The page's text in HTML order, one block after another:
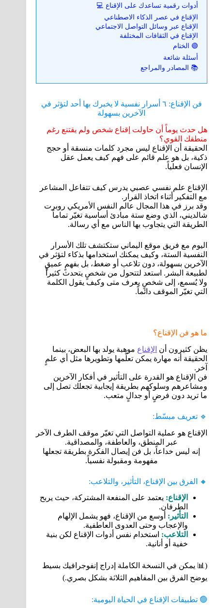
أدوات رقمية تساعدك على الإقناع 💻
الإقناع في عصر الذكاء الاصطناعي
الإقناع عبر وسائل التواصل الاجتماعي
الإقناع في الثقافات المختلفة
🟢 الختام
أسئلة شائعة
📚 المصادر والمراجع
فن الإقناع: ٦ أسرار نفسية لا يخبرك بها أحد لتؤثر في
الآخرين بسهولة
هل حدث يوماً أن حاولت إقناع شخص ولم يقتنع رغم
منطقك القوي؟
الحقيقة أن الإقناع ليس مجرد كلمات منسقة أو حجج
ذكية، بل هو علم قائم على فهم كيف يعمل عقل
الإنسان فعلياً.
الإقناع علم نفسي عصبي يدرس كيف تتفاعل المشاعر
مع التفكير أثناء اتخاذ القرار.
وقد برز في هذا المجال عالم النفس الأمريكي روبرت
شالديني، الذي وضع ستة مبادئ أساسية تغيّر تماماً
الطريقة التي يتجاوب بها الناس مع أي رسالة.
اليوم مع فريق موقع اليماني ستكتشف تلك الأسرار
النفسية الستة، وكيف يمكنك استخدامها بذكاء لتؤثر في
الآخرين بسهولة، دون تلاعب أو ضغط، بل بفهمٍ عميقٍ
لطبيعة البشر. استعد لتتحول من شخصٍ يتحدث كثيراً
ولا يُسمع، إلى شخصٍ يعرف متى وكيف يقول الكلمة
التي تغيّر الموقف دائماً.
ما هو فن الإقناع؟
يظن كثيرون أن الإقناع موهبة يولد بها البعض، بينما
الحقيقة أنه مهارة يمكن تعلّمها وتطويرها مثل أي علمٍ
آخر.
فن الإقناع هو القدرة على التأثير في أفكار الآخرين
ومشاعرهم وسلوكهم بطريقة إيجابية تجعلك تصل إلى
ما تريد دون فرضٍ أو جدالٍ متعب.
🔹 تعريف مبسّط:
الإقناع هو عملية التواصل التي تغيّر موقف الطرف الآخر
عبر المنطق، والعاطفة، والمصداقية.
إنه ليس خداعاً، بل فن إيصال الفكرة بطريقة تجعلها
مفهومة ومقبولة نفسياً.
🔸 الفرق بين الإقناع، التأثير، والتلاعب:
الإقناع: يعتمد على المنفعة المشتركة، حيث يربح
الطرفان.
التأثير: أوسع من الإقناع، فهو يشمل الإلهام
والإعجاب وحتى العدوى العاطفية.
التلاعب: استخدام نفس أدوات الإقناع لكن بنية
خفية أو أنانية.
(📊 يمكن في النسخة الكاملة إدراج إنفوجرافيك بسيط
يوضح الفرق بين المفاهيم الثلاثة بشكل بصري.)
🟢 تطبيقات الإقناع في الحياة اليومية: